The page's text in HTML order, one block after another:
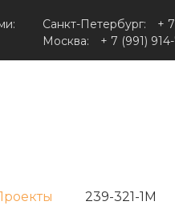
Санкт-Петербург:
+
Москва:
+ 7 (991)
239-321-1М